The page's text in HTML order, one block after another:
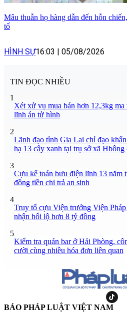
Mâu thuẫn họ hàng dẫn đến hỗn
tố
HÌNH SỰ16:03 | 05/08/2026
TIN ĐỌC NHIỀU
1
Xét xử vụ mua bán hơn 12,3kg
lĩnh án tử hình
2
Lãnh đạo tỉnh Gia Lai chỉ đạo
hạ 13 cây xanh tại trụ sở xã Hbông
3
Cựu kế toán bưu điện lĩnh 13 năm
đồng tiền chi trả an sinh
4
Truy tố cựu Viện trưởng Viện
nhận hối lộ hơn 8 tỷ đồng
5
Kiểm tra quán bar ở Hải Phòng,
cười cùng nhiều hóa đơn liên quan
BÁO PHÁP LUẬT VIỆT NAM